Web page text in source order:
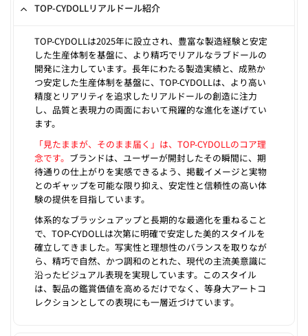
TOP-CYDOLLリアルドール紹介
TOP-CYDOLLは2025年に設立され、豊富な製造経験と安定
した生産体制を基盤に、より精巧でリアルなラブドールの
開発に注力しています。長年にわたる製造実績と、成熟か
つ安定した生産体制を基盤に、TOP-CYDOLLは、より高い
精度とリアリティを追求したリアルドールの創造に注力
し、品質と表現力の両面において飛躍的な進化を遂げてい
ます。
「見たままが、そのまま届く」は、TOP-CYDOLLのコア理
念です。 ブランドは、ユーザーが開封したその瞬間に、期
待通りの仕上がりを実感できるよう、掲載イメージと実物
とのギャップを可能な限り抑え、安定性と信頼性の高い体
験の提供を目指しています。
体系的なブラッシュアップと長期的な最適化を重ねること
で、TOP-CYDOLLは次第に明確で安定した美的スタイルを
確立してきました。写実性と理想性のバランスを取りなが
ら、精巧で自然、かつ調和のとれた、現代の主流美意識に
沿ったビジュアル表現を実現しています。このスタイル
は、製品の鑑賞価値を高めるだけでなく、等身大アートコ
レクションとしての表現にも一層近づけています。